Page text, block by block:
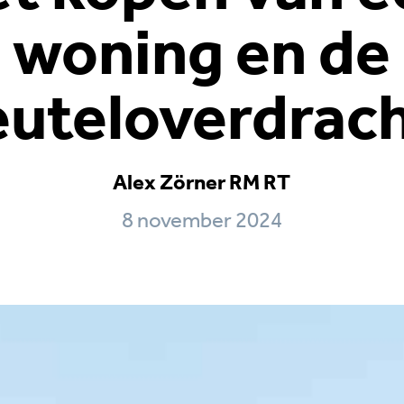
woning en de
Alex Zörner RM RT
8 november 2024